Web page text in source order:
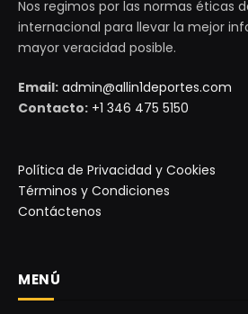
Nos regimos por las normas éticas
internacional para llevar la mejor
mayor veracidad posible.
Email: admin@allin1deportes.com
Contacto: +1 346 475 5150
Política de Privacidad y Cookies
Términos y Condiciones
Contáctenos
MENÚ